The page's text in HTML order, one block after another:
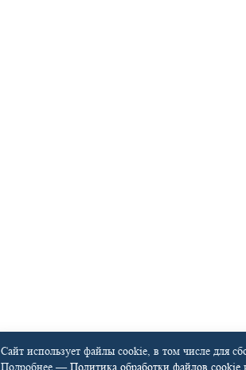
Сайт использует файлы cookie, в том числе для
Подробнее —Политика обработки файлов cookie